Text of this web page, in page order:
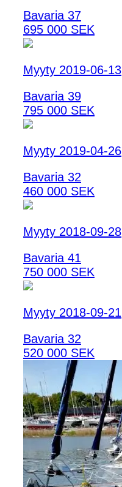
Bavaria 37
695 000 SEK
Myyty 2019-06-13
Bavaria 39
795 000 SEK
Myyty 2019-04-26
Bavaria 32
460 000 SEK
Myyty 2018-09-28
Bavaria 41
750 000 SEK
Myyty 2018-09-21
Bavaria 32
520 000 SEK